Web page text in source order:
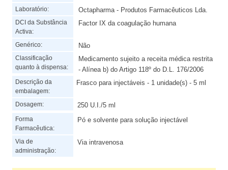
Laboratório: Octapharma - Produtos Farmacêuticos Lda.
DCI da Substância
Activa:
Factor IX da coagulação humana
Genérico: Não
Classificação
quanto à dispensa:
Medicamento sujeito a receita médica restrita
- Alínea b) do Artigo 118º do D.L. 176/2006
Descrição da
embalagem:
Frasco para injectáveis - 1 unidade(s) - 5 ml
Dosagem: 250 U.I./5 ml
Forma
Farmacêutica:
Pó e solvente para solução injectável
Via de
administração:
Via intravenosa